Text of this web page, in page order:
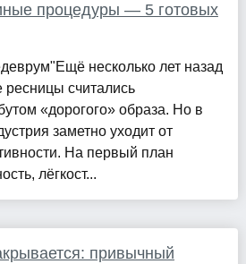
процедуры — 5 готовых
несколько лет назад
считались
«дорогого» образа. Но в
заметно уходит от
На первый план
лёгкост...
привычный